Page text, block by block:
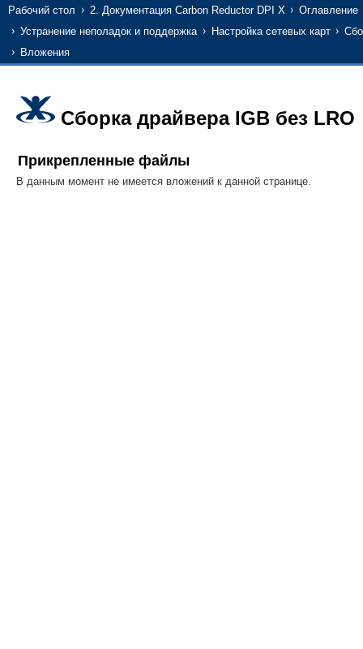
Рабочий стол 2. Документация Carbon Reductor DPI X
Оглавление
Устранение неполадок и поддержка
Настройка сетевых карт
Вложения
Сборка драйвера IGB без LRO
Прикрепленные файлы
В данным момент не имеется вложений к данной странице.